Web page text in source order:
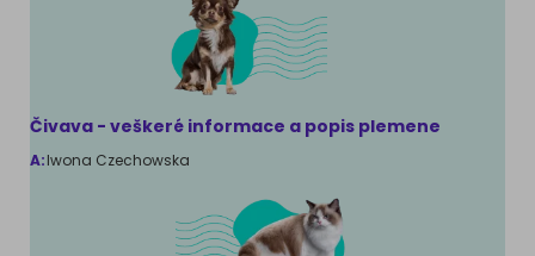
Čivava - veškeré informace a popis plemene
A:Iwona Czechowska